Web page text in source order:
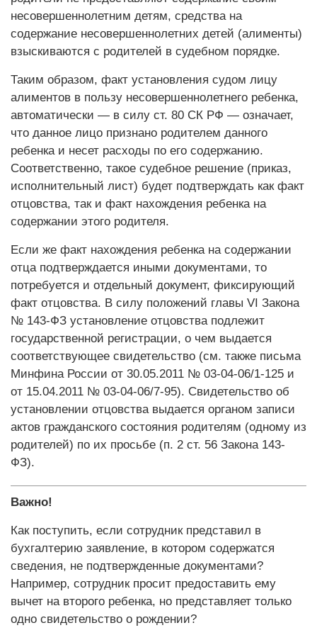
несовершеннолетним детям, средства на
содержание несовершеннолетних детей (алименты)
взыскиваются с родителей в судебном порядке.
Таким образом, факт установления судом лицу
алиментов в пользу несовершеннолетнего ребенка,
автоматически — в силу ст. 80 СК РФ — означает,
что данное лицо признано родителем данного
ребенка и несет расходы по его содержанию.
Соответственно, такое судебное решение (приказ,
исполнительный лист) будет подтверждать как факт
отцовства, так и факт нахождения ребенка на
содержании этого родителя.
Если же факт нахождения ребенка на содержании
отца подтверждается иными документами, то
потребуется и отдельный документ, фиксирующий
факт отцовства. В силу положений главы VI Закона
№ 143-ФЗ установление отцовства подлежит
государственной регистрации, о чем выдается
соответствующее свидетельство (см. также письма
Минфина России от 30.05.2011 № 03-04-06/1-125 и
от 15.04.2011 № 03-04-06/7-95). Свидетельство об
установлении отцовства выдается органом записи
актов гражданского состояния родителям (одному из
родителей) по их просьбе (п. 2 ст. 56 Закона 143-
ФЗ).
Важно!
Как поступить, если сотрудник представил в
бухгалтерию заявление, в котором содержатся
сведения, не подтвержденные документами?
Например, сотрудник просит предоставить ему
вычет на второго ребенка, но представляет только
одно свидетельство о рождении?